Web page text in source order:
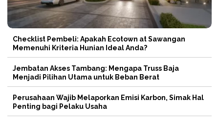
Checklist Pembeli: Apakah Ecotown at Sawangan
Memenuhi Kriteria Hunian Ideal Anda?
Jembatan Akses Tambang: Mengapa Truss Baja
Menjadi Pilihan Utama untuk Beban Berat
Perusahaan Wajib Melaporkan Emisi Karbon, Simak Hal
Penting bagi Pelaku Usaha